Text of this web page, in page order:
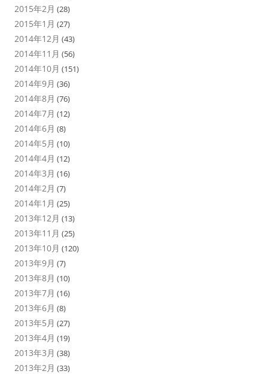
2015年2月 (28)
2015年1月 (27)
2014年12月 (43)
2014年11月 (56)
2014年10月 (151)
2014年9月 (36)
2014年8月 (76)
2014年7月 (12)
2014年6月 (8)
2014年5月 (10)
2014年4月 (12)
2014年3月 (16)
2014年2月 (7)
2014年1月 (25)
2013年12月 (13)
2013年11月 (25)
2013年10月 (120)
2013年9月 (7)
2013年8月 (10)
2013年7月 (16)
2013年6月 (8)
2013年5月 (27)
2013年4月 (19)
2013年3月 (38)
2013年2月 (33)